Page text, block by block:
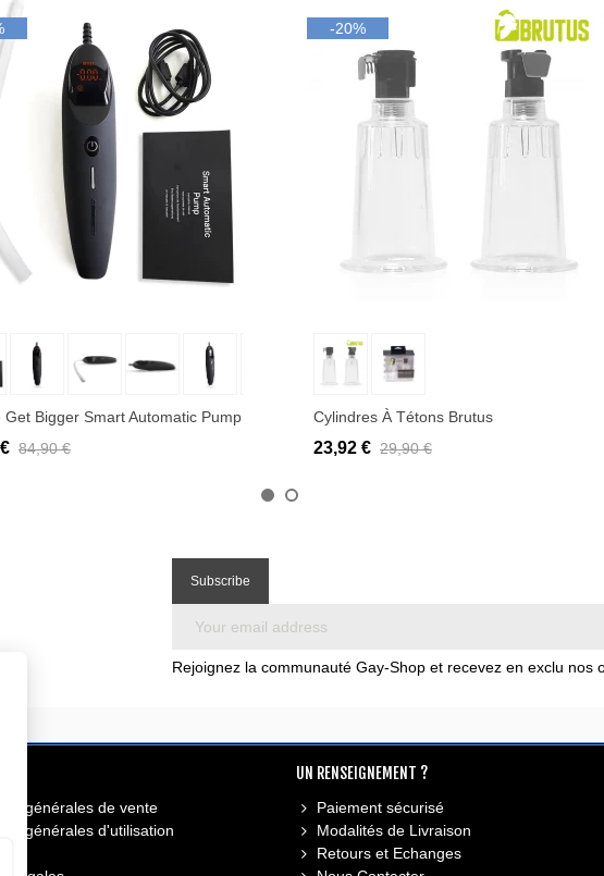
Ajouter au panier
Get Bigger Smart Automatic Pump
84,90 €
-20%
Ajouter au panier
Cylindres À Tétons Brutus
23,92 € 29,90 €
Rejoignez la communauté Gay-Shop et recevez en exclu nos
générales de vente
générales d'utilisation
UN RENSEIGNEMENT ?
Paiement sécurisé
Modalités de Livraison
Retours et Echanges